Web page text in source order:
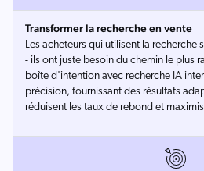
Transformer la recherche en vente
Les acheteurs qui utilisent la recherche
- ils ont juste besoin du chemin le plus
boîte d'intention avec recherche IA
précision, fournissant des résultats
réduisent les taux de rebond et